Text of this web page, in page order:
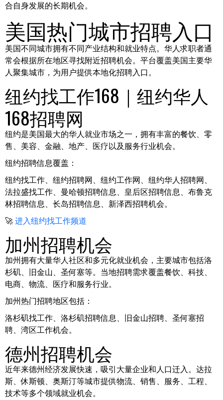
合自身发展的长期机会。
美国热门城市招聘入口
美国不同城市拥有不同产业结构和就业特点。华人求职者通
常会根据所在地区寻找附近招聘机会。平台覆盖美国主要华
人聚集城市，为用户提供本地化招聘入口。
纽约找工作168｜纽约华人
168招聘网
纽约是美国最大的华人就业市场之一，拥有丰富的餐饮、零
售、美容、金融、地产、医疗以及服务行业机会。
纽约招聘信息覆盖：
纽约找工作、纽约招聘网、纽约工作网、纽约华人招聘网、
法拉盛找工作、曼哈顿招聘信息、皇后区招聘信息、布鲁克
林招聘信息、长岛招聘信息、新泽西招聘机会。
🚀 进入纽约找工作频道
加州招聘机会
加州拥有大量华人社区和多元化就业机会，主要城市包括洛
杉矶、旧金山、圣何塞等。当地招聘需求覆盖餐饮、科技、
电商、物流、医疗和服务行业。
加州热门招聘地区包括：
洛杉矶找工作、洛杉矶招聘信息、旧金山招聘、圣何塞招
聘、湾区工作机会。
德州招聘机会
近年来德州经济发展快速，吸引大量企业和人口迁入。达拉
斯、休斯顿、奥斯汀等城市提供物流、销售、服务、工程、
技术等多个领域就业机会。